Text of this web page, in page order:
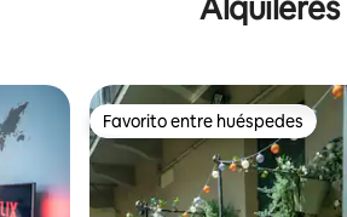
Favorito entre huéspedes
Favorito entre huéspedes